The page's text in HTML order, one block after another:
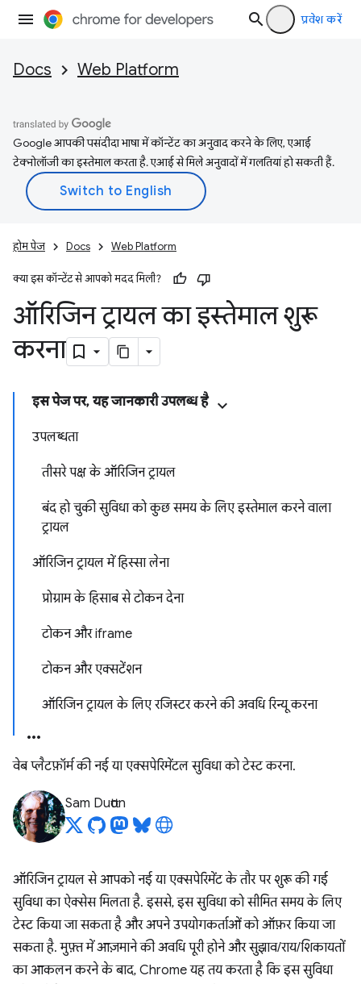
प्रवेश करें
Docs Web Platform
Google आपकी पसंदीदा भाषा में कॉन्टेंट का अनुवाद करने के लिए, एआई
टेक्नोलॉजी का इस्तेमाल करता है. एआई से मिले अनुवादों में गलतियां हो सकती हैं.
होम पेज Docs Web Platform
क्या इस कॉन्टेंट से आपको मदद मिली?
ऑरिजिन ट्रायल का इस्तेमाल शुरू
करना
इस पेज पर, यह जानकारी उपलब्ध है
उपलब्धता
तीसरे पक्ष के ऑरिजिन ट्रायल
बंद हो चुकी सुविधा को कुछ समय के लिए इस्तेमाल करने वाला
ट्रायल
ऑरिजिन ट्रायल में हिस्सा लेना
प्रोग्राम के हिसाब से टोकन देना
टोकन और iframe
टोकन और एक्सटेंशन
ऑरिजिन ट्रायल के लिए रजिस्टर करने की अवधि रिन्यू करना
वेब प्लैटफ़ॉर्म की नई या एक्सपेरिमेंटल सुविधा को टेस्ट करना.
Sam Dutton
ऑरिजिन ट्रायल से आपको नई या एक्सपेरिमेंट के तौर पर शुरू की गई
सुविधा का ऐक्सेस मिलता है. इससे, इस सुविधा को सीमित समय के लिए
टेस्ट किया जा सकता है और अपने उपयोगकर्ताओं को ऑफ़र किया जा
सकता है. मुफ़्त में आज़माने की अवधि पूरी होने और सुझाव/राय/शिकायतों
का आकलन करने के बाद, Chrome यह तय करता है कि इस सुविधा